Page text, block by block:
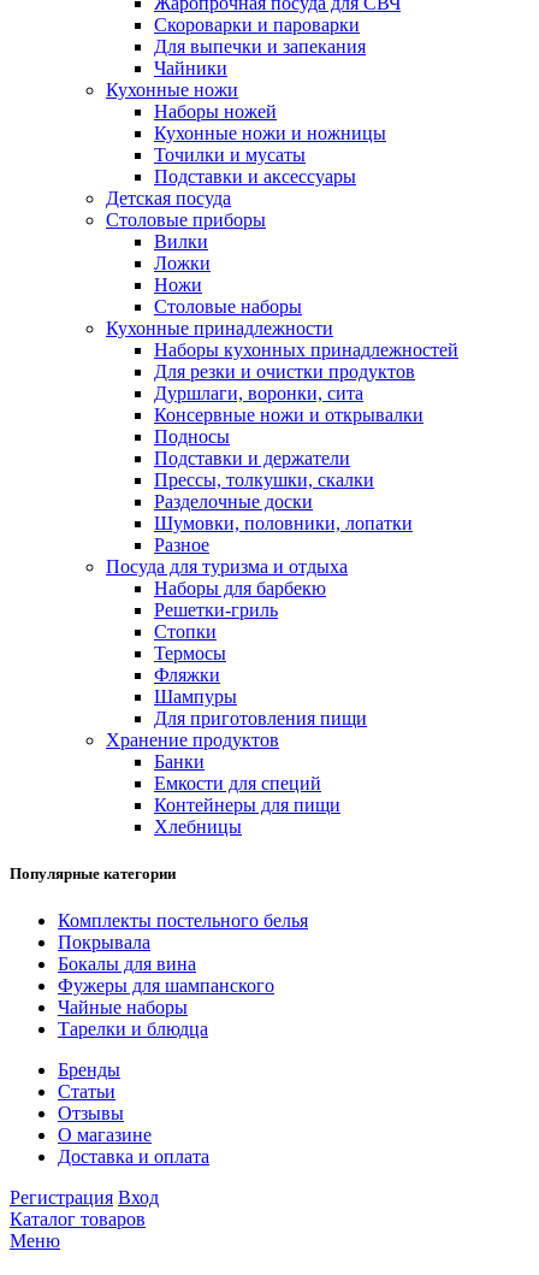
Скороварки и пароварки
Для выпечки и запекания
Чайники
Кухонные ножи
Наборы ножей
Кухонные ножи и ножницы
Точилки и мусаты
Подставки и аксессуары
Детская посуда
Столовые приборы
Вилки
Ложки
Ножи
Столовые наборы
Кухонные принадлежности
Наборы кухонных принадлежностей
Для резки и очистки продуктов
Дуршлаги, воронки, сита
Консервные ножи и открывалки
Подносы
Подставки и держатели
Прессы, толкушки, скалки
Разделочные доски
Шумовки, половники, лопатки
Разное
Посуда для туризма и отдыха
Наборы для барбекю
Решетки-гриль
Стопки
Термосы
Фляжки
Шампуры
Для приготовления пищи
Хранение продуктов
Банки
Емкости для специй
Контейнеры для пищи
Хлебницы
Популярные категории
Комплекты постельного белья
Покрывала
Бокалы для вина
Фужеры для шампанского
Чайные наборы
Тарелки и блюдца
Бренды
Статьи
Отзывы
О магазине
Доставка и оплата
Регистрация Вход
Каталог товаров
Меню